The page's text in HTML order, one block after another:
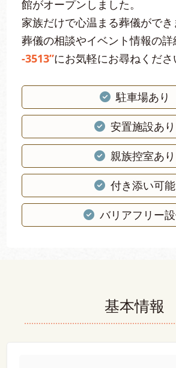
館がオープンしました。
家族だけで心温まる葬儀ができ
葬儀の相談やイベント情報の詳
-3513”にお気軽にお尋ねくださ
駐車場あり
安置施設あり
親族控室あり
付き添い可能
バリアフリー
基本情報